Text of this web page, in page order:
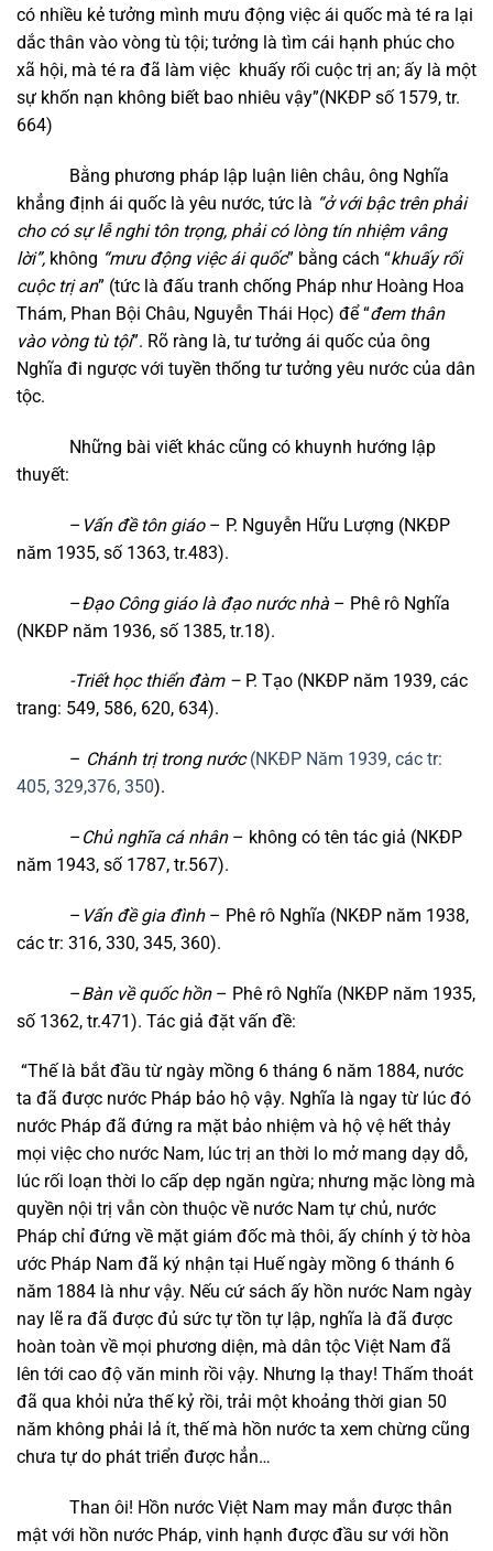
có nhiều kẻ tưởng mình mưu động việc ái quốc mà té ra lại
dắc thân vào vòng tù tội; tưởng là tìm cái hạnh phúc cho
xã hội, mà té ra đã làm việc khuấy rối cuộc trị an; ấy là một
sự khốn nạn không biết bao nhiêu vậy”(NKĐP số 1579, tr.
664)
Bằng phương pháp lập luận liên châu, ông Nghĩa
khẳng định ái quốc là yêu nước, tức là “ở với bậc trên phải
cho có sự lễ nghi tôn trọng, phải có lòng tín nhiệm vâng
lời”, không “mưu động việc ái quốc” bằng cách “khuấy rối
cuộc trị an” (tức là đấu tranh chống Pháp như Hoàng Hoa
Thám, Phan Bội Châu, Nguyễn Thái Học) để “đem thân
vào vòng tù tội”. Rõ ràng là, tư tưởng ái quốc của ông
Nghĩa đi ngược với tuyền thống tư tưởng yêu nước của dân
tộc.
Những bài viết khác cũng có khuynh hướng lập
thuyết:
– Vấn đề tôn giáo– P. Nguyễn Hữu Lượng (NKĐP
năm 1935, số 1363, tr.483).
–Đạo Công giáo là đạo nước nhà – Phê rô Nghĩa
(NKĐP năm 1936, số 1385, tr.18).
-Triết học thiển đàm – P. Tạo (NKĐP năm 1939, các
trang: 549, 586, 620, 634).
– Chánh trị trong nước (NKĐP Năm 1939, các tr:
405, 329,376, 350).
–Chủ nghĩa cá nhân– không có tên tác giả (NKĐP
năm 1943, số 1787, tr.567).
– Vấn đề gia đình– Phê rô Nghĩa (NKĐP năm 1938,
các tr: 316, 330, 345, 360).
–Bàn về quốc hồn – Phê rô Nghĩa (NKĐP năm 1935,
số 1362, tr.471). Tác giả đặt vấn đề:
“Thế là bắt đầu từ ngày mồng 6 tháng 6 năm 1884, nước
ta đã được nước Pháp bảo hộ vậy. Nghĩa là ngay từ lúc đó
nước Pháp đã đứng ra mặt bảo nhiệm và hộ vệ hết thảy
mọi việc cho nước Nam, lúc trị an thời lo mở mang dạy dỗ,
lúc rối loạn thời lo cấp dẹp ngăn ngừa; nhưng mặc lòng mà
quyền nội trị vẫn còn thuộc về nước Nam tự chủ, nước
Pháp chỉ đứng về mặt giám đốc mà thôi, ấy chính ý tờ hòa
ước Pháp Nam đã ký nhận tại Huế ngày mồng 6 thánh 6
năm 1884 là như vậy. Nếu cứ sách ấy hồn nước Nam ngày
nay lẽ ra đã được đủ sức tự tồn tự lập, nghĩa là đã được
hoàn toàn về mọi phương diện, mà dân tộc Việt Nam đã
lên tới cao độ văn minh rồi vậy. Nhưng lạ thay! Thấm thoát
đã qua khỏi nửa thế kỷ rồi, trải một khoảng thời gian 50
năm không phải lả ít, thế mà hồn nước ta xem chừng cũng
chưa tự do phát triển được hẳn…
Than ôi! Hồn nước Việt Nam may mắn được thân
mật với hồn nước Pháp, vinh hạnh được đầu sư với hồn